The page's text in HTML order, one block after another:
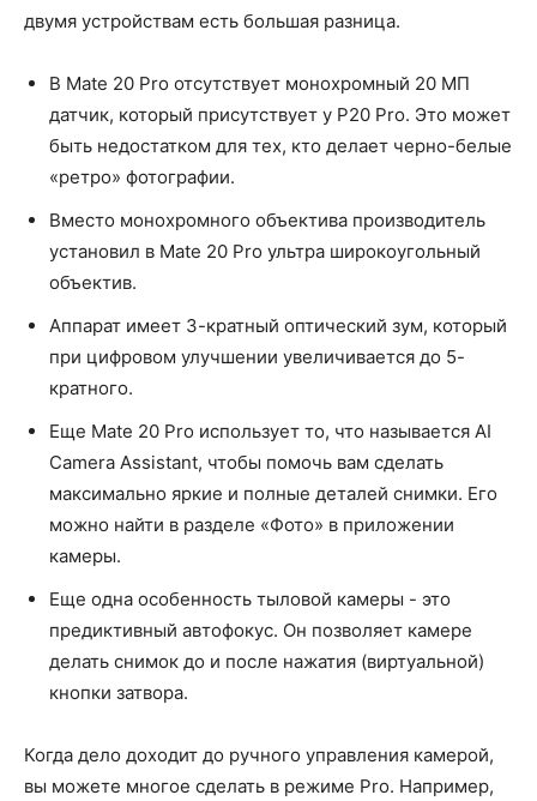
двумя устройствам есть большая разница.
В Mate 20 Pro отсутствует монохромный 20 МП
датчик, который присутствует у P20 Pro. Это может
быть недостатком для тех, кто делает черно-белые
«ретро» фотографии.
Вместо монохромного объектива производитель
установил в Mate 20 Pro ультра широкоугольный
объектив.
Аппарат имеет 3-кратный оптический зум, который
при цифровом улучшении увеличивается до 5-
кратного.
Еще Mate 20 Pro использует то, что называется AI
Camera Assistant, чтобы помочь вам сделать
максимально яркие и полные деталей снимки. Его
можно найти в разделе «Фото» в приложении
камеры.
Еще одна особенность тыловой камеры - это
предиктивный автофокус. Он позволяет камере
делать снимок до и после нажатия (виртуальной)
кнопки затвора.
Когда дело доходит до ручного управления камерой,
вы можете многое сделать в режиме Pro. Например,